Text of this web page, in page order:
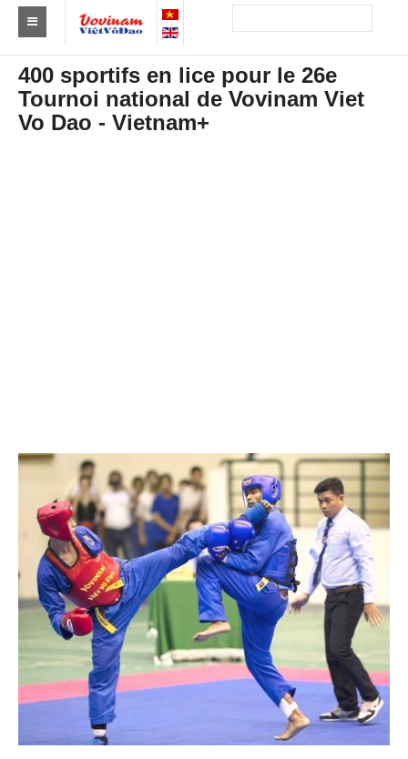
Trouver un club
Asie
Par Statistiques
Médias
PHOTO
DOCUMENT
Thema
Découvrir
400 sportifs en lice pour le 26e
Tournoi national de Vovinam Viet
Vo Dao - Vietnam+